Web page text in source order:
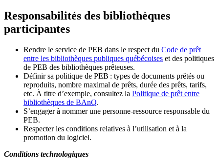
Responsabilités des bibliothèques
participantes
Rendre le service de PEB dans le respect du Code de prêt
entre les bibliothèques publiques québécoises et des politiques
de PEB des bibliothèques prêteuses.
Définir sa politique de PEB : types de documents prêtés ou
reproduits, nombre maximal de prêts, durée des prêts, tarifs,
etc. À titre d’exemple, consultez la Politique de prêt entre
bibliothèques de BAnQ.
S’engager à nommer une personne-ressource responsable du
PEB.
Respecter les conditions relatives à l’utilisation et à la
promotion du logiciel.
Conditions technologiques